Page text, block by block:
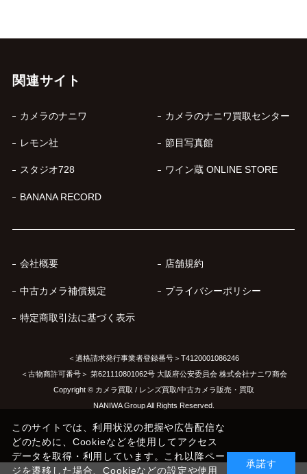
関連サイト
カメラのナニワ カメラのナニワ買取センター
レモン社 節目写真館
スタジオ728 ワイン蔵 ONLINE STORE
BANANA RECORD
会社概要 店舗規約
中古カメラ補償規定 プライバシーポリシー
特定商取引法に基づく表示
＜適格請求発行事業者登録番号＞T4120001086246
＜古物商許可番号＞ 第621110801062号 大阪府公安委員会 株式会社ナニワ商会
Copyright © カメラ買取 / レンズ買取/中古カメラ販売・買取
NANIWA Group All Rights Reserved.
このサイトでは、利用状況の把握や広告配信な
どのために、Cookieなどを使用してアクセス
データを取得・利用しています。これ以降ペー
ジを遷移した場合、Cookieなどの設定や使用
承諾す